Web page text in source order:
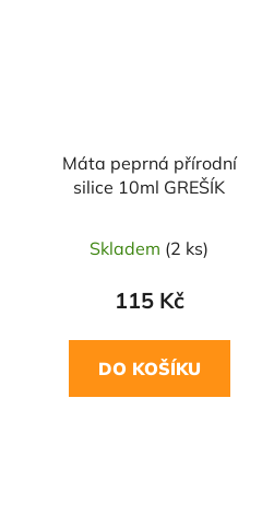
Máta peprná přírodní
silice 10ml GREŠÍK
Skladem (2 ks)
115 Kč
DO KOŠÍKU